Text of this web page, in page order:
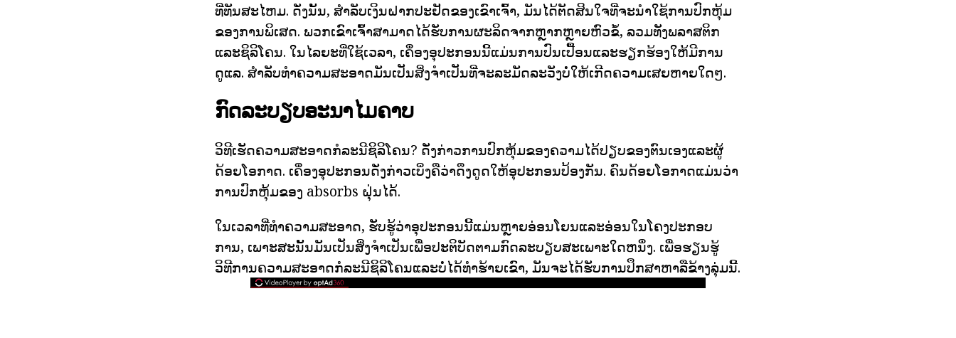
ທີ່ທັນສະໄຫມ. ດັ່ງນັ້ນ, ສໍາລັບເງິນຝາກປະຢັດຂອງເຂົາເຈົ້າ, ມັນໄດ້ຕັດສິນໃຈທີ່ຈະນໍາໃຊ້ການປົກຫຸ້ມ
ຂອງການພິເສດ. ພວກເຂົາເຈົ້າສາມາດໄດ້ຮັບການຜະລິດຈາກຫຼາກຫຼາຍຫົວຂໍ້, ລວມທັງພລາສຕິກ
ແລະຊິລິໂຄນ. ໃນໄລຍະທີ່ໃຊ້ເວລາ, ເຄຶ່ອງອຸປະກອນນີ້ແມ່ນການປົນເປື້ອນແລະຮຽກຮ້ອງໃຫ້ມີການ
ດູແລ. ສໍາລັບທໍາຄວາມສະອາດມັນເປັນສິ່ງຈໍາເປັນທີ່ຈະລະມັດລະວັງບໍ່ໃຫ້ເກີດຄວາມເສຍຫາຍໃດໆ.
ກົດລະບຽບອະນາໄມຄາບ
ວິທີເຮັດຄວາມສະອາດກໍລະນີຊິລິໂຄນ? ດັ່ງກ່າວການປົກຫຸ້ມຂອງຄວາມໄດ້ປຽບຂອງຕົນເອງແລະຜູ້
ດ້ອຍໂອກາດ. ເຄຶ່ອງອຸປະກອນດັ່ງກ່າວເບິ່ງຄືວ່າດຶງດູດໃຫ້ອຸປະກອນປ້ອງກັນ. ຄົນດ້ອຍໂອກາດແມ່ນວ່າ
ການປົກຫຸ້ມຂອງ absorbs ຝຸ່ນໄດ້.
ໃນເວລາທີ່ທໍາຄວາມສະອາດ, ຮັບຮູ້ວ່າອຸປະກອນນີ້ແມ່ນຫຼາຍອ່ອນໂຍນແລະອ່ອນໃນໂຄງປະກອບ
ການ, ເພາະສະນັ້ນມັນເປັນສິ່ງຈໍາເປັນເພື່ອປະຕິບັດຕາມກົດລະບຽບສະເພາະໃດຫນຶ່ງ. ເພື່ອຮຽນຮູ້
ວິທີການຄວາມສະອາດກໍລະນີຊິລິໂຄນແລະບໍ່ໄດ້ທໍາຮ້າຍເຂົາ, ມັນຈະໄດ້ຮັບການປຶກສາຫາລືຂ້າງລຸ່ມນີ້.